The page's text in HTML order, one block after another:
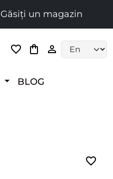
Găsiți un magazin
BLOG